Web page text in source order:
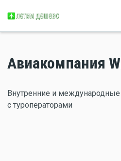
Авиакомпания
Внутренние и международные
с туроператорами